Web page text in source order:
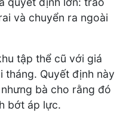
và chuyển ra ngoài
tập thể cũ với giá
tháng. Quyết định này
bà cho rằng đó
bớt áp lực.